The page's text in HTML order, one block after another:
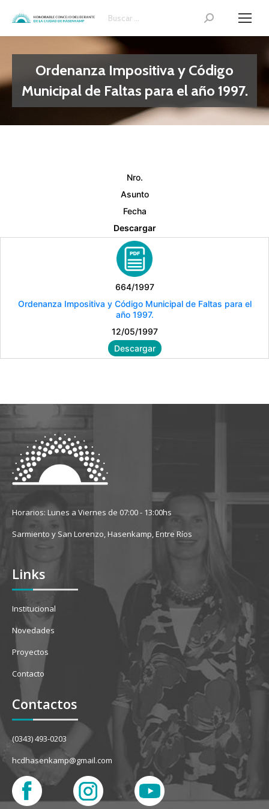
Search:
Ordenanza Impositiva y Código
Municipal de Faltas para el año 1997.
Nro.
Asunto
Fecha
Descargar
664/1997
Ordenanza Impositiva y Código Municipal de Faltas para el
año 1997.
12/05/1997
Descargar
Horarios: Lunes a Viernes de 07:00 - 13:00hs
Sarmiento y San Lorenzo, Hasenkamp, Entre Ríos
Links
Institucional
Novedades
Proyectos
Contacto
Contactos
(0343) 493-0203
hcdhasenkamp@gmail.com